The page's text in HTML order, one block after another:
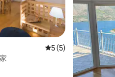
評価
レビュー5件、5つ
5 (5)